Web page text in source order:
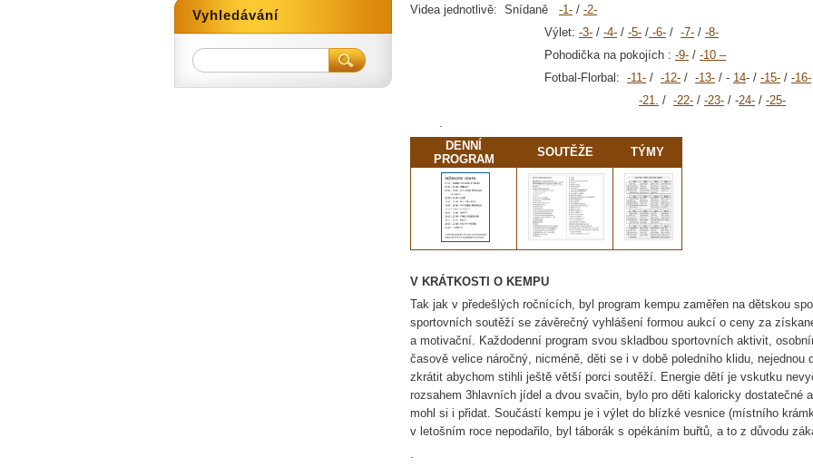
Videa jednotlivě: Snídaně -1- / -2-
Výlet: -3- / -4- / -5- / -6- / -7- / -8-
Pohodička na pokojích : -9- / -10 –
Fotbal-Florbal: -11- / -12- / -13- / - 14- / -15- / -16-
-21. / -22- / -23- / -24- / -25-
.
DENNÍ
PROGRAM
SOUTĚŽE TÝMY
V KRÁTKOSTI O KEMPU
Tak jak v předešlých ročnících, byl program kempu zaměřen na dětskou
sportovních soutěží se závěrečný vyhlášení formou aukcí o ceny za
a motivační. Každodenní program svou skladbou sportovních aktivit,
časově velice náročný, nicméně, děti se i v době poledního klidu, nejednou
zkrátit abychom stihli ještě větší porci soutěží. Energie dětí je vskutku
rozsahem 3hlavních jídel a dvou svačin, bylo pro děti kaloricky dostatečné
mohl si i přidat. Součástí kempu je i výlet do blízké vesnice (místního
v letošním roce nepodařilo, byl táborák s opékáním buřtů, a to z důvodu
.
Vyhledávání